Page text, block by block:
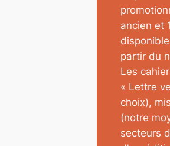
ancien et
partir du
Les
« Lettre
choix),
(notre
secteurs